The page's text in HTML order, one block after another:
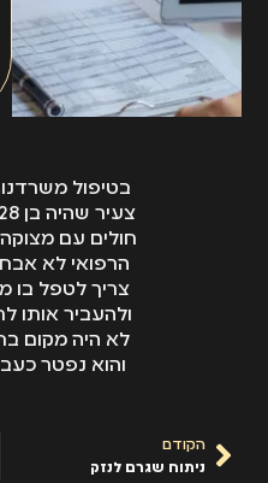
בטיפול
חולים עם
הרפואי לא
צריך לטפל בו
ולהעביר אותו
לא היה מקום
והוא נפטר
הקודם
ניתוח שגרם לנזק